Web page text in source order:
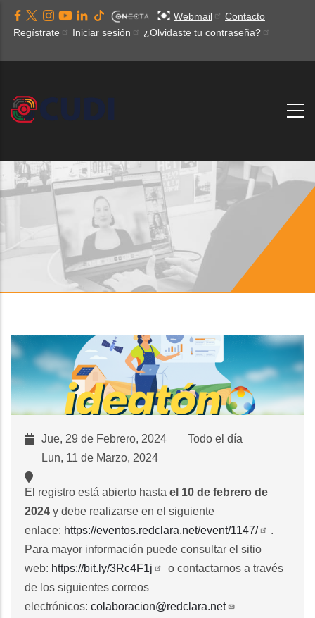
Pasar
Webmail
Contacto
Regístrate
Iniciar sesión ¿Olvidaste tu contraseña?
Jue, 29 de Febrero, 2024
Lun, 11 de Marzo, 2024
Todo el día
El registro está abierto hasta el 10 de febrero de
2024 y debe realizarse en el siguiente
enlace: https://eventos.redclara.net/event/1147/
.
Para mayor información puede consultar el sitio
web: https://bit.ly/3Rc4F1j
o contactarnos a través
de los siguientes correos
electrónicos: colaboracion@redclara.net